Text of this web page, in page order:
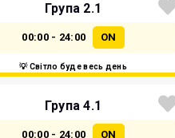
Група 2.1
00:00 - 24:00 ON
💡 Світло буде весь день
Група 4.1
00:00 - 24:00 ON